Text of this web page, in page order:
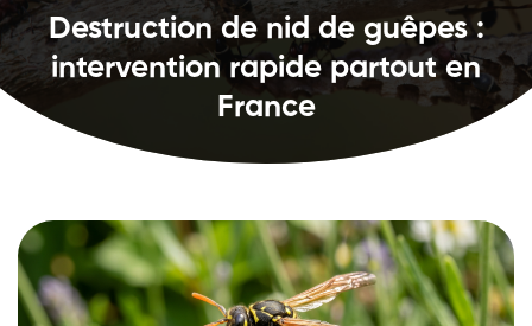
Destruction de nid de guêpes :
intervention rapide partout en
France